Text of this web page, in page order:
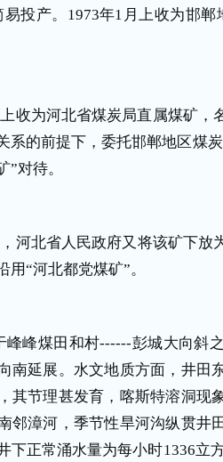
易投产。1973年1月上收为邯
收为河北省煤炭局直属煤矿，
系的前提下，委托邯郸地区煤
”对待。
河北省人民政府又将该矿下
用“河北都党煤矿”。
峰峰煤田和村------彭城大向斜
南延展。水文地质方面，井田
其节理甚发育，喀斯特溶洞现
邻漳河，季节性旱河沟纵贯井
下正常涌水量为每小时1336立